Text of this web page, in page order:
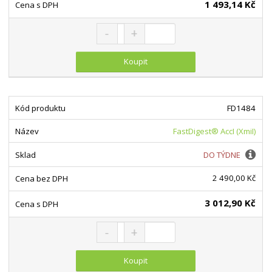
1 493,14 Kč
Změnit početNavýšit množství
Snížit množství
Koupit
FD1484
FastDigest® AccI (XmiI)
DO TÝDNE
2 490,00 Kč
3 012,90 Kč
Změnit početNavýšit množství
Snížit množství
Koupit